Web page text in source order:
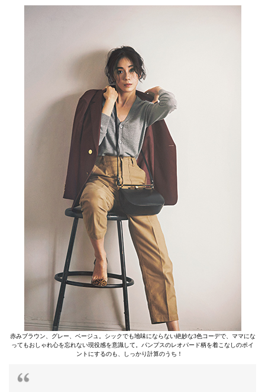
赤みブラウン、グレー、ベージュ。シックでも地味にならない絶妙な3色コーデで、ママにな
ってもおしゃれ心を忘れない現役感を意識して。パンプスのレオパード柄を着こなしのポイ
ントにするのも、しっかり計算のうち！